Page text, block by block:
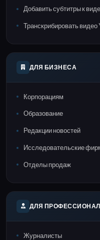
Добавить субтитры к
Транскрибировать видео
ДЛЯ БИЗНЕСА
Корпорациям
Образование
Редакции новостей
Исследовательские
Отделы продаж
ДЛЯ
Журналисты